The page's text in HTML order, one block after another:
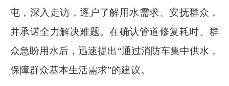
屯，深入走访，逐户了解用水需求、安抚群众，
并承诺全力解决难题。在确认管道修复耗时、群
众急盼用水后，迅速提出“通过消防车集中供水，
保障群众基本生活需求”的建议。